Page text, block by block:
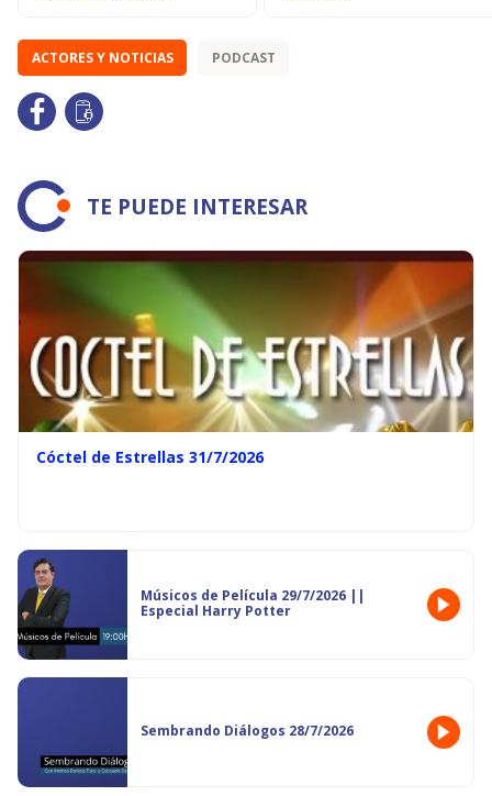
ACTORES Y NOTICIAS PODCAST
TE PUEDE INTERESAR
Cóctel de Estrellas 31/7/2026
Músicos de Película 29/7/2026 ||
Especial Harry Potter
Sembrando Diálogos 28/7/2026